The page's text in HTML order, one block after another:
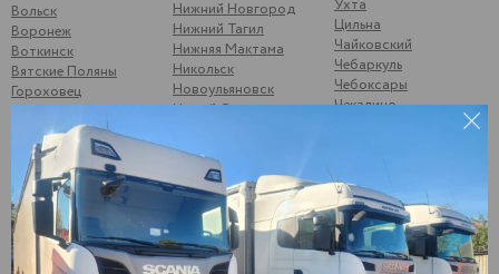
Вольск
Воронеж
Воткинск
Вятские Поляны
Гороховец
Гусь-Хрустальный
Данилкино
Саратовская обл
Демьяново
Дзержинск
Дягтерск
Екатеринбург
Елабуга
Жигулевск
Нижний Новгород
Нижний Тагил
Нижняя Мактама
Никольск
Новоульяновск
Новый Оскол
Одинцово
Октябрьск
Омск
Орел
Оренбург
Орск
Ухта
Цильна
Чайковский
Чебаркуль
Чебоксары
Чекалино
Шумерля
Энгельс
Южноуральск
Юнгапоси
Янаул